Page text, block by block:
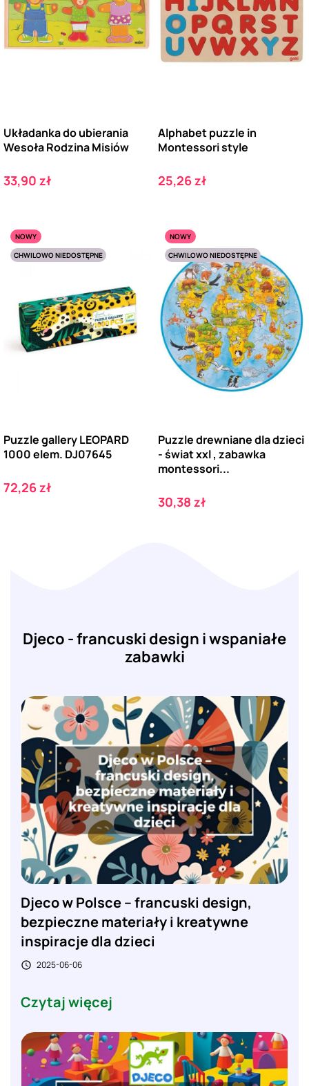
Układanka do ubierania
Wesoła Rodzina Misiów
Cena
33,90 zł
Alphabet puzzle in
Montessori style
Cena
25,26 zł
NOWY
CHWILOWO NIEDOSTĘPNE
Puzzle gallery LEOPARD
1000 elem. DJ07645
Cena
72,26 zł
NOWY
CHWILOWO NIEDOSTĘPNE
Puzzle drewniane dla dzieci
- świat xxl , zabawka
montessori...
Cena
30,38 zł
Djeco - francuski design i wspaniałe
zabawki
Djeco w Polsce – francuski design,
bezpieczne materiały i kreatywne
inspiracje dla dzieci
 2025-06-06
Czytaj więcej